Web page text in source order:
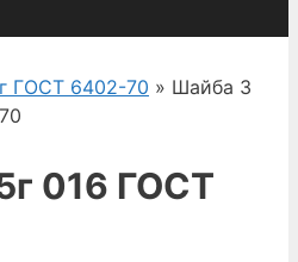
ГОСТ 6402-70 » Шайба 3
016 ГОСТ